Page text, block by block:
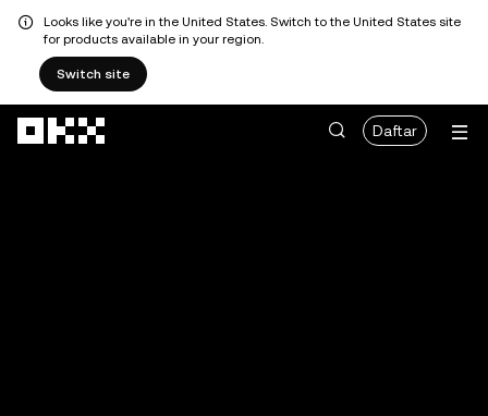
Looks like you're in the United States. Switch to the United States site
for products available in your region.
Switch site
Daftar